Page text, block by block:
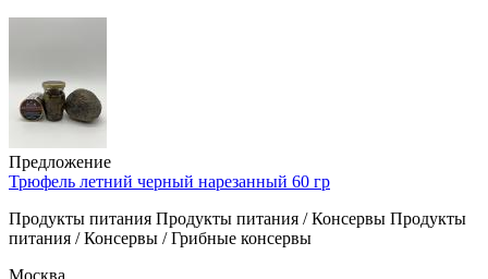
Предложение
Трюфель летний черный нарезанный 60 гр
Продукты питания Продукты питания / Консервы Продукты
питания / Консервы / Грибные консервы
Москва